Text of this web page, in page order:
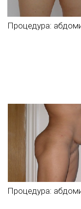
Процедура:
Процедура: